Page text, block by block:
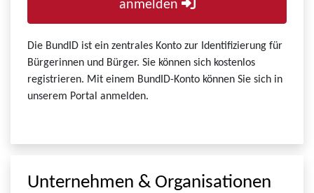
anmelden
Die BundID ist ein zentrales Konto zur Identifizierung für
Bürgerinnen und Bürger. Sie können sich kostenlos
registrieren. Mit einem BundID-Konto können Sie sich in
unserem Portal anmelden.
Unternehmen & Organisationen